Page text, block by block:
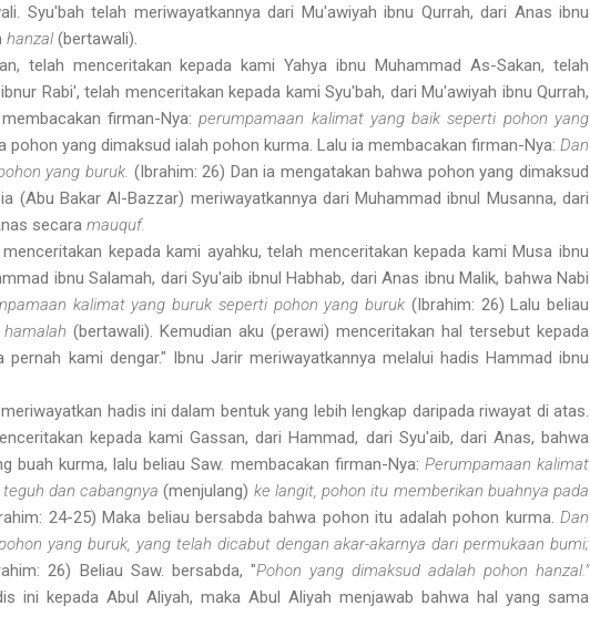
Syu'bah telah meriwayatkannya dari Mu'awiyah ibnu Qurrah, dari Anas ibnu
hanzal(bertawali).
telah menceritakan kepada kami Yahya ibnu Muhammad As-Sakan, telah
Rabi', telah menceritakan kepada kami Syu'bah, dari Mu'awiyah ibnu Qurrah,
firman-Nya:perumpamaan kalimat yang baik seperti pohon yang
pohon yang dimaksud ialah pohon kurma. Lalu ia membacakan firman-Nya: Dan
yang buruk. (Ibrahim: 26) Dan ia mengatakan bahwa pohon yang dimaksud
(Abu Bakar Al-Bazzar) meriwayatkannya dari Muhammad ibnul Musanna, dari
secara mauquf.
kepada kami ayahku, telah menceritakan kepada kami Musa ibnu
ibnu Salamah, dari Syu'aib ibnul Habhab, dari Anas ibnu Malik, bahwa Nabi
kalimat yang buruk seperti pohon yang buruk (Ibrahim: 26) Lalu beliau
hamalah (bertawali). Kemudian aku (perawi) menceritakan hal tersebut kepada
kami dengar." Ibnu Jarir meriwayat­kannya melalui hadis Hammad ibnu
hadis ini dalam bentuk yang lebih lengkap daripada riwayat di atas.
kepada kami Gassan, dari Hammad, dari Syu'aib, dari Anas, bahwa
buah kurma, lalu beliau Saw. membacakan firman-Nya: Perumpamaan kalimat
teguh dan cabangnya(menjulang) ke langit, pohon itu memberikan buahnya pada
24­-25) Maka beliau bersabda bahwa pohon itu adalah pohon kurma. Dan
yang buruk, yang telah dicabut dengan akar-akarnya dari permukaan bumi;
26) Beliau Saw. bersabda, "Pohon yang dimaksud adalah pohon hanzal."
ini kepada Abul Aliyah, maka Abul Aliyah menjawab bahwa hal yang sama